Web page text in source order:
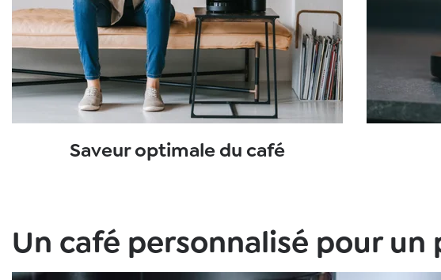
Saveur optimale du café
Un café personnalisé pour un